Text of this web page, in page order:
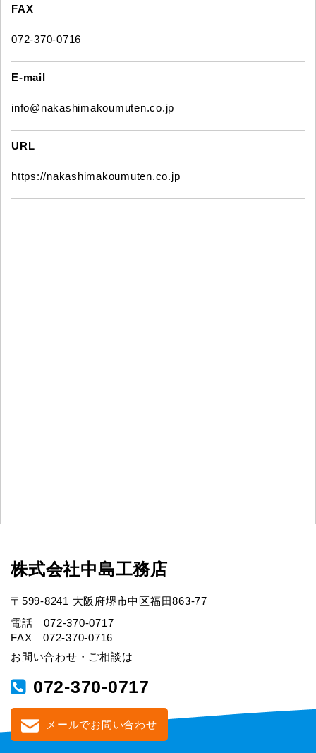
FAX
072-370-0716
E-mail
info@nakashimakoumuten.co.jp
URL
https://nakashimakoumuten.co.jp
株式会社中島工務店
〒599-8241 大阪府堺市中区福田863-77
電話 072-370-0717
FAX 072-370-0716
お問い合わせ・ご相談は
072-370-0717
メールでお問い合わせ